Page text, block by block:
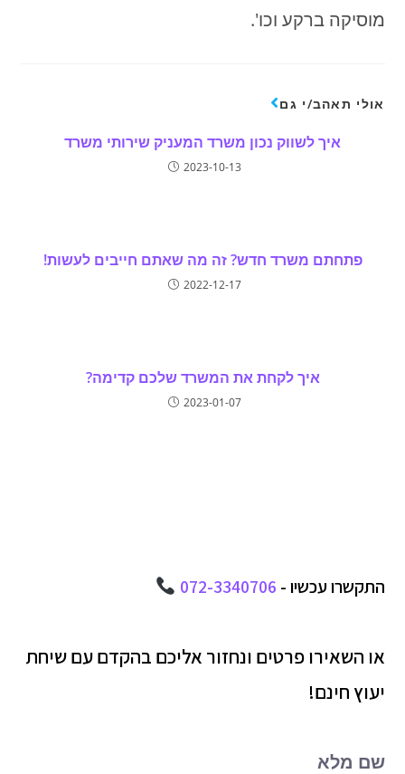
מוסיקה ברקע וכו'.
אולי תאהב/י גם
איך לשווק נכון משרד המעניק שירותי משרד
2023-10-13
פתחתם משרד חדש? זה מה שאתם חייבים לעשות!
2022-12-17
איך לקחת את המשרד שלכם קדימה?
2023-01-07
התקשרו עכשיו - 072-3340706
או השאירו פרטים ונחזור אליכם בהקדם עם שיחת
יעוץ חינם!
שם מלא